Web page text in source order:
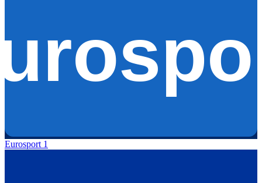
Eurosport 1